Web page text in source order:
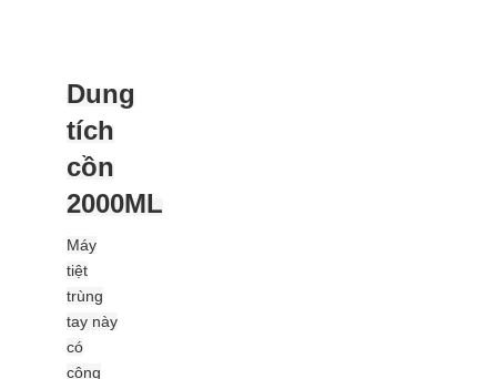
Dung
tích
cồn
2000ML
Máy
tiệt
trùng
tay này
có
công